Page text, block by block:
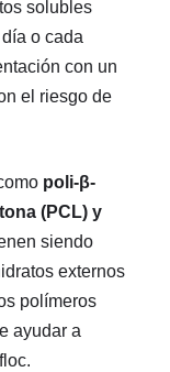
solubles
o cada
con un
el riesgo de
poli-β-
(PCL) y
siendo
externos
polímeros
ayudar a